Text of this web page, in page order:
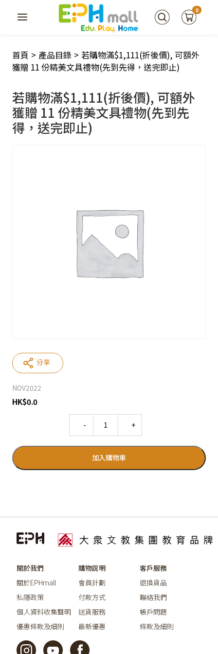
0
首頁 > 產品目錄 > 若購物滿$1,111(折後價), 可額外
獲贈 11 份精美文具禮物(先到先得，送完即止)
若購物滿$1,111(折後價), 可額外
獲贈 11 份精美文具禮物(先到先
得，送完即止)
NOV2022
HK$0.0
加入購物車
分享
關於我們
關於EPHmall
私隱政策
個人資料收集聲明
優惠條款及細則
購物說明
會員計劃
付款方式
送貨服務
最新優惠
客戶服務
退換貨品
聯絡我們
帳戶問題
條款及細則